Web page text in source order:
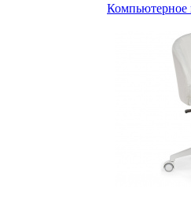
Компьютерное